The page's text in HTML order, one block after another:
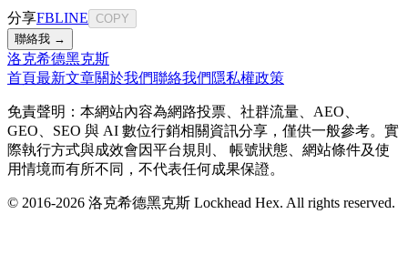
分享FBLINE
COPY
聯絡我 →
洛克希德黑克斯
首頁最新文章關於我們聯絡我們 隱私權政策
免責聲明：本網站內容為網路投票、社群流量、AEO、
GEO、SEO 與 AI 數位行銷相關資訊分享，僅供一般參考。實
際執行方式與成效會因平台規則、 帳號狀態、網站條件及使
用情境而有所不同，不代表任何成果保證。
© 2016-2026 洛克希德黑克斯 Lockhead Hex. All rights reserved.